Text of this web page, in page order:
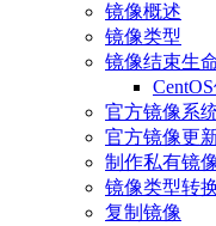
镜像概述
镜像类型
镜像结束生
官方镜像系
官方镜像更
制作私有镜
镜像类型转
复制镜像